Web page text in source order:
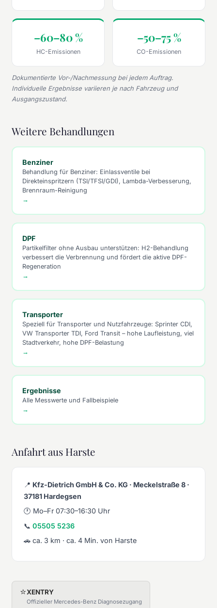
–60–80 %
HC-Emissionen
–50–75 %
CO-Emissionen
Dokumentierte Vor-/Nachmessung bei jedem Auftrag.
Individuelle Ergebnisse variieren je nach Fahrzeug und
Ausgangszustand.
Weitere Behandlungen
Benziner
Behandlung für Benziner: Einlassventile bei
Direkteinspritzern (TSI/TFSI/GDI), Lambda-Verbesserung,
Brennraum-Reinigung
→
DPF
Partikelfilter ohne Ausbau unterstützen: H2-Behandlung
verbessert die Verbrennung und fördert die aktive DPF-
Regeneration
→
Transporter
Speziell für Transporter und Nutzfahrzeuge: Sprinter CDI,
VW Transporter TDI, Ford Transit – hohe Laufleistung, viel
Stadtverkehr, hohe DPF-Belastung
→
Ergebnisse
Alle Messwerte und Fallbeispiele
→
Anfahrt aus Harste
📍 Kfz-Dietrich GmbH & Co. KG · Meckelstraße 8 ·
37181 Hardegsen
🕐 Mo–Fr 07:30–16:30 Uhr
📞 05505 5236
🚗 ca. 3 km · ca. 4 Min. von Harste
⭐XENTRY
Offizieller Mercedes-Benz Diagnosezugang